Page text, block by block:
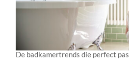
De badkamertrends die perfect